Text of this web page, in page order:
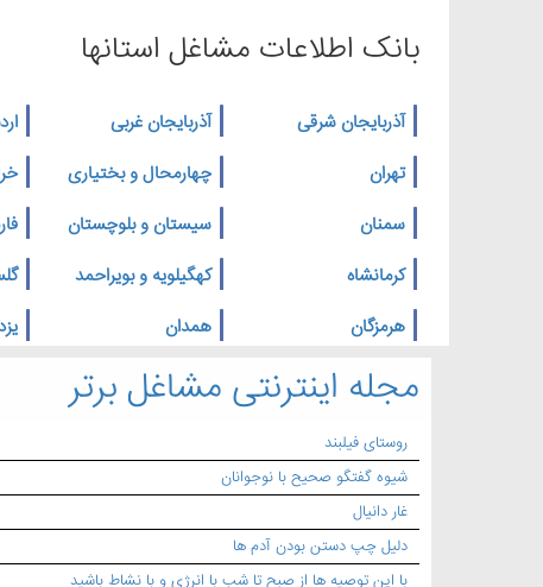
بانک اطلاعات مشاغل استانها
آذربایجان شرقی آذربایجان غربی
تهران
چهارمحال و بختیاری
سمنان
سیستان و بلوچستان
کرمانشاه
کهگیلویه و بویراحمد
هرمزگان
همدان یزد
مجله اینترنتی مشاغل برتر
روستای فیلبند
شیوه گفتگو صحیح با نوجوانان
غار دانیال
دلیل چپ دستن بودن آدم ها
با این توصیه ها از صبح تا شب با انرژی و با نشاط باشید